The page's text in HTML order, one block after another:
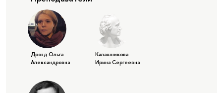
Дрозд Ольга
Александровна
Калашникова
Ирина Сергеевна